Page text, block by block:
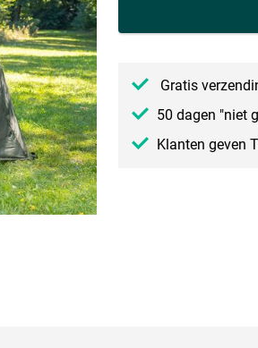
Gratis
50 dagen "niet
Klanten geven